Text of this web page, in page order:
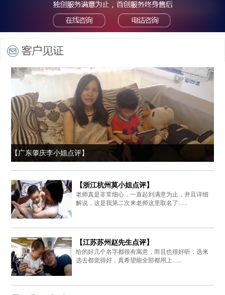
【广东肇庆李小姐点评】
【浙江杭州莫小姐点评】
老师真是非常细心，一直起到满意为止，并且详细
解说，这是我第二次来老师这里取名了......
【江苏苏州赵先生点评】
给的好几个名字都很有寓意，而且也很好听，选来
选去都觉得好，真希望能全部都用上......